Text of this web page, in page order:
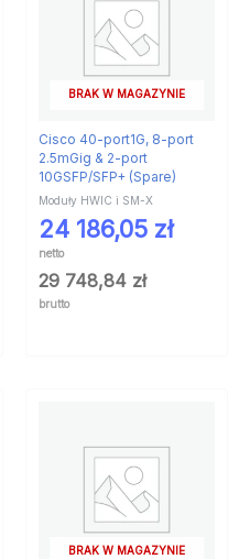
BRAK W MAGAZYNIE
Cisco 40-port1G, 8-port
2.5mGig & 2-port
10GSFP/SFP+ (Spare)
Moduły HWIC i SM-X
24 186,05 zł
netto
29 748,84 zł
brutto
BRAK W MAGAZYNIE